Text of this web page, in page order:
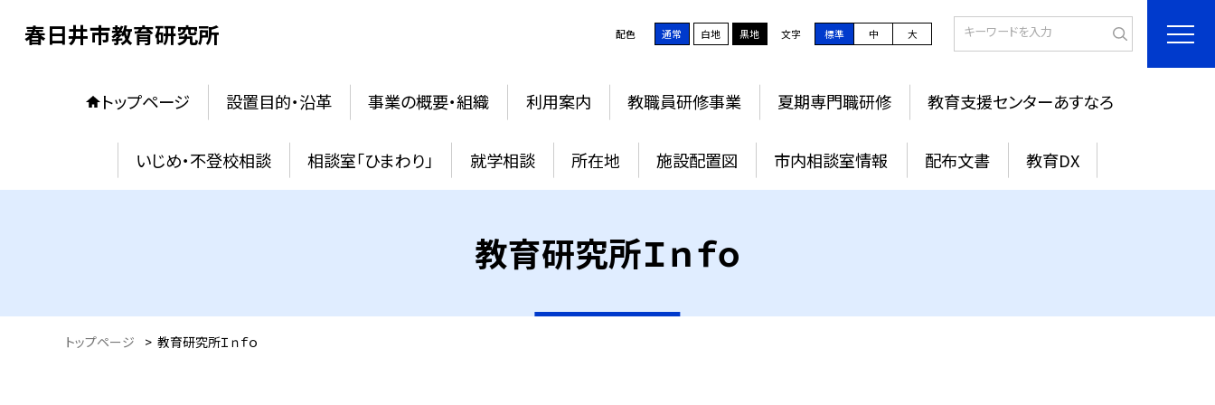
春日井市教育研究所 配色 通常 白地 黒地 文字 標準 中 大
トップページ 設置目的・沿革 事業の概要・組織 利用案内 教職員研修事業 夏期専門職研修 教育支援センターあすなろ
いじめ・不登校相談 相談室「ひまわり」 就学相談 所在地 施設配置図 市内相談室情報 配布文書 教育DX
教育研究所Ｉｎｆｏ
トップページ > 教育研究所Ｉｎｆｏ